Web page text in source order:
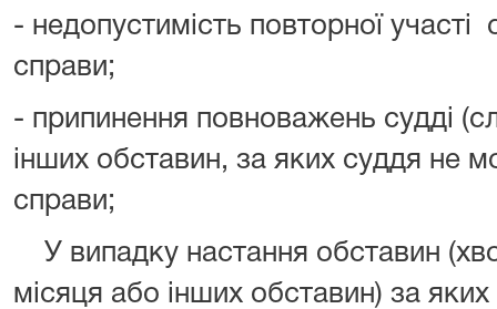
- недопустимість повторної участі
справи;
- припинення повноважень судді
інших обставин, за яких суддя не
справи;
У випадку настання обставин
місяця або інших обставин) за